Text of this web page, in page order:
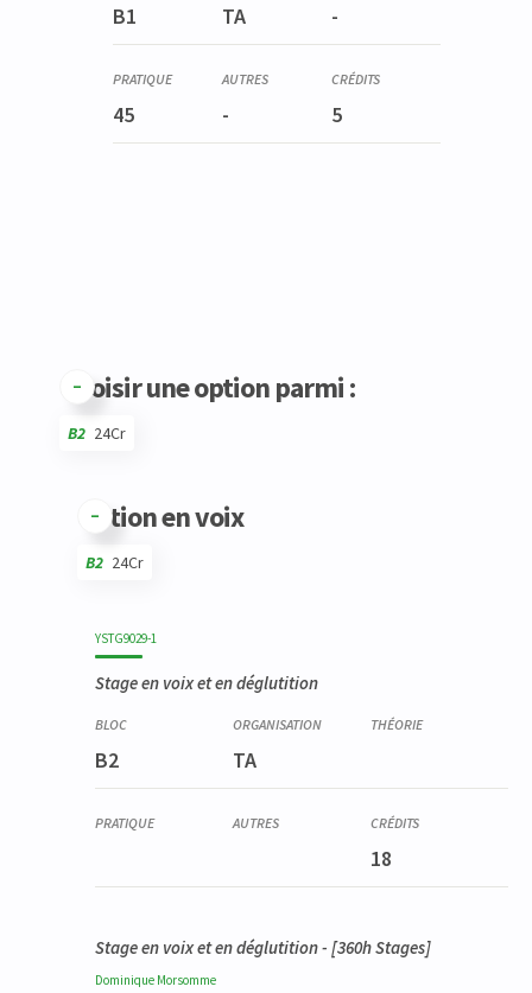
B1 TA -
45 - 5
Choisir une option parmi :
B2 24Cr
Option en voix
B2 24Cr
YSTG9029-1
Stage en voix et en déglutition
B2 TA
18
Stage en voix et en déglutition - [360h Stages]
Dominique Morsomme